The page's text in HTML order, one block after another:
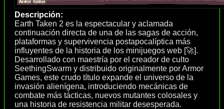
Descripción:
Earth Taken 2 es la espectacular y aclamada
continuación directa de una de las sagas de acción,
plataformas y supervivencia postapocalíptica más
influyentes de la historia de los minijuegos web [🚀].
Desarrollado con maestría por el creador de culto
SeethingSwarm y distribuido originalmente por Armor
Games, este crudo título expande el universo de la
invasión alienígena, introduciendo mecánicas de
combate más tácticas, nuevos mutantes colosales y
una historia de resistencia militar desesperada.